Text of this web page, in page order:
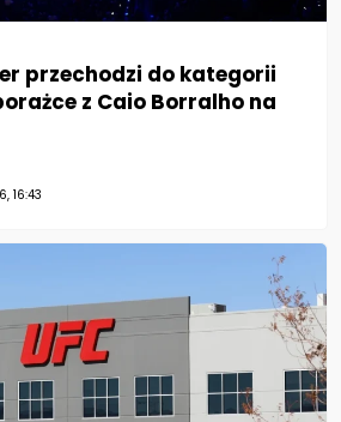
przechodzi do kategorii
z Caio Borralho na
16:43